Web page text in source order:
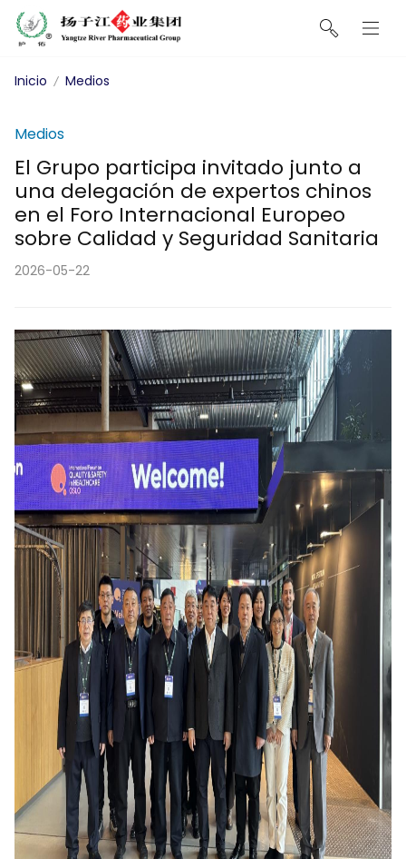
Inicio Medios
Medios
El Grupo participa invitado junto a
una delegación de expertos chinos
en el Foro Internacional Europeo
sobre Calidad y Seguridad Sanitaria
2026-05-22